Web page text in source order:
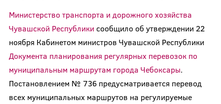
Министерство транспорта и дорожного хозяйства
Чувашской Республики сообщило об утверждении 22
ноября Кабинетом министров Чувашской Республики
Документа планирования регулярных перевозок по
муниципальным маршрутам города Чебоксары.
Постановлением № 736 предусматривается перевод
всех муниципальных маршрутов на регулируемые